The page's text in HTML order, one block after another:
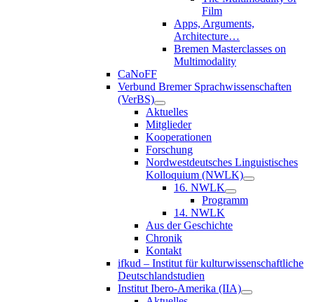
Film
Apps, Arguments,
Architecture…
Bremen Masterclasses on
Multimodality
CaNoFF
Verbund Bremer Sprachwissenschaften
(VerBS)
Aktuelles
Mitglieder
Kooperationen
Forschung
Nordwestdeutsches Linguistisches
Kolloquium (NWLK)
16. NWLK
Programm
14. NWLK
Aus der Geschichte
Chronik
Kontakt
ifkud – Institut für kulturwissenschaftliche
Deutschlandstudien
Institut Ibero-Amerika (IIA)